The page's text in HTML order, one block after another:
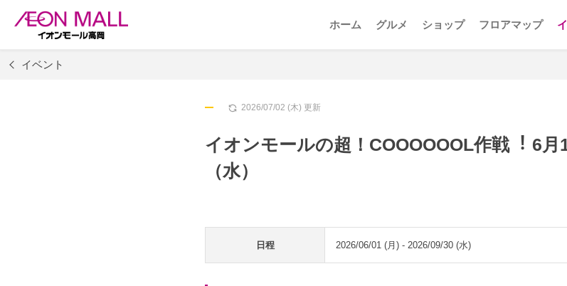
ホーム グルメ ショップ フロアマップ
イベント
2026/07/02 (木) 更新
イオンモールの超！COOOOOOL作戦︕ 6月
（水）
日程 2026/06/01 (月) - 2026/09/30 (水)